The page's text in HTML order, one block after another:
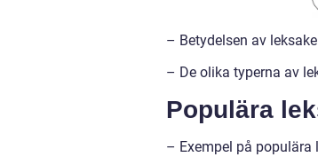
– Betydelsen av
– De olika typerna av
Populära
– Exempel på populära